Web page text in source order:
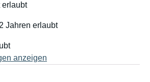
erlaubt
Jahren erlaubt
anzeigen